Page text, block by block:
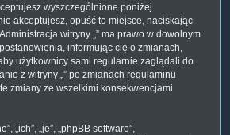
wyszczególnione poniżej
akceptujesz, opuść to miejsce, naciskając
witryny „” ma prawo w dowolnym
informując cię o zmianach,
użytkownicy sami regularnie zaglądali do
z witryny „” po zmianach regulaminu
zmiany ze wszelkimi konsekwencjami
„ich”, „je”, „phpBB software”,